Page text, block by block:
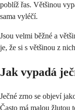
poblíž řas. Většinou
sama vyléčí.
Jsou velmi běžné a
je, že si s většinou z
Jak vypadá
Ječné zrno se objeví
Často má malou žlutou